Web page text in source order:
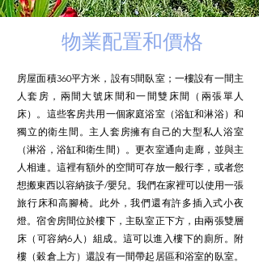
物業配置和價格
房屋面積360平方米，設有5間臥室；一樓設有一間主
人套房，兩間大號床間和一間雙床間（兩張單人
床）。這些客房共用一個家庭浴室（浴缸和淋浴）和
獨立的衛生間。主人套房擁有自己的大型私人浴室
（淋浴，浴缸和衛生間）。更衣室通向走廊，並與主
人相連。這裡有額外的空間可存放一般行李，或者您
想搬東西以容納孩子/嬰兒。我們在家裡可以使用一張
旅行床和高腳椅。此外，我們還有許多插入式小夜
燈。宿舍房間位於樓下，主臥室正下方，由兩張雙層
床（可容納6人）組成。這可以進入樓下的廁所。附
樓（穀倉上方）還設有一間帶起居區和浴室的臥室。